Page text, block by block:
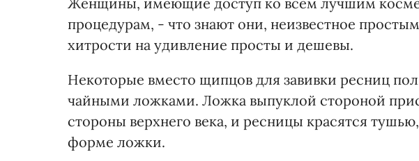
процедурам, - что знают они, неизвестное
хитрости на удивление просты и дешевы.
Некоторые вместо щипцов для завивки ресниц
чайными ложками. Ложка выпуклой стороной
стороны верхнего века, и ресницы красятся
форме ложки.